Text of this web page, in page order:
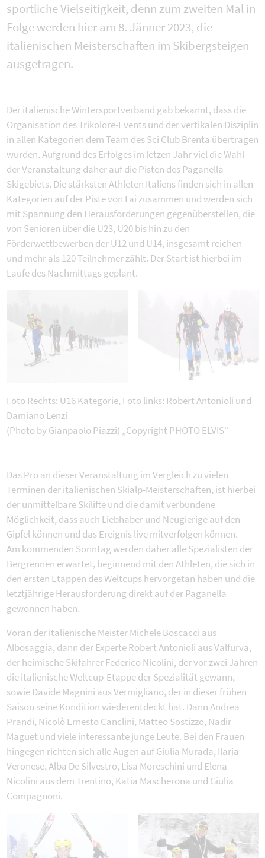
sportliche Vielseitigkeit, denn zum zweiten Mal in
Folge werden hier am 8. Jänner 2023, die
italienischen Meisterschaften im Skibergsteigen
ausgetragen.
Der italienische Wintersportverband gab bekannt, dass die
Organisation des Trikolore-Events und der vertikalen Disziplin
in allen Kategorien dem Team des Sci Club Brenta übertragen
wurden. Aufgrund des Erfolges im letzen Jahr viel die Wahl
der Veranstaltung daher auf die Pisten des Paganella-
Skigebiets. Die stärksten Athleten Italiens finden sich in allen
Kategorien auf der Piste von Fai zusammen und werden sich
mit Spannung den Herausforderungen gegenüberstellen, die
von Senioren über die U23, U20 bis hin zu den
Förderwettbewerben der U12 und U14, insgesamt reichen
und mehr als 120 Teilnehmer zählt. Der Start ist hierbei im
Laufe des Nachmittags geplant.
Foto Rechts: U16 Kategorie, Foto links: Robert Antonioli und
Damiano Lenzi
(Photo by Gianpaolo Piazzi) „Copyright PHOTO ELVIS“
Das Pro an dieser Veranstaltung im Vergleich zu vielen
Terminen der italienischen Skialp-Meisterschaften, ist hierbei
der unmittelbare Skilifte und die damit verbundene
Möglichkeit, dass auch Liebhaber und Neugierige auf den
Gipfel können und das Ereignis live mitverfolgen können.
Am kommenden Sonntag werden daher alle Spezialisten der
Bergrennen erwartet, beginnend mit den Athleten, die sich in
den ersten Etappen des Weltcups hervorgetan haben und die
letztjährige Herausforderung direkt auf der Paganella
gewonnen haben.
Voran der italienische Meister Michele Boscacci aus
Albosaggia, dann der Experte Robert Antonioli aus Valfurva,
der heimische Skifahrer Federico Nicolini, der vor zwei Jahren
die italienische Weltcup-Etappe der Spezialität gewann,
sowie Davide Magnini aus Vermigliano, der in dieser frühen
Saison seine Kondition wiederentdeckt hat. Dann Andrea
Prandi, Nicolò Ernesto Canclini, Matteo Sostizzo, Nadir
Maguet und viele interessante junge Leute. Bei den Frauen
hingegen richten sich alle Augen auf Giulia Murada, Ilaria
Veronese, Alba De Silvestro, Lisa Moreschini und Elena
Nicolini aus dem Trentino, Katia Mascherona und Giulia
Compagnoni.